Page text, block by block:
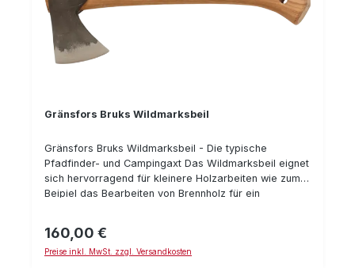
Gränsfors Bruks Wildmarksbeil
Gränsfors Bruks Wildmarksbeil - Die typische
Pfadfinder- und Campingaxt Das Wildmarksbeil eignet
sich hervorragend für kleinere Holzarbeiten wie zum
Beipiel das Bearbeiten von Brennholz für ein
trotzdemproblemlos in jeden Rucksack. Technische
Daten: Länge mit Stiel: 34 cm Gewicht: 0,6 kg
Regulärer Preis:
160,00 €
Preise inkl. MwSt. zzgl. Versandkosten